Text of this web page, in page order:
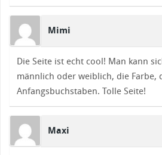
Mimi
Die Seite ist echt cool! Man kann
männlich oder weiblich, die Farbe,
Anfangsbuchstaben. Tolle Seite!
Maxi